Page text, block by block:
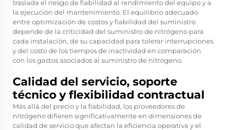
traslada el riesgo de fiabilidad al rendimiento del equipo y a
la ejecución del mantenimiento. El equilibrio adecuado
entre optimización de costos y fiabilidad del suministro
depende de la criticidad del suministro de nitrógeno para
cada instalación, de su capacidad para tolerar interrupciones
y del costo de los tiempos de inactividad en comparación
con los gastos asociados al suministro de nitrógeno.
Calidad del servicio, soporte
técnico y flexibilidad contractual
Más allá del precio y la fiabilidad, los proveedores de
nitrógeno difieren significativamente en dimensiones de
calidad de servicio que afectan la eficiencia operativa y el